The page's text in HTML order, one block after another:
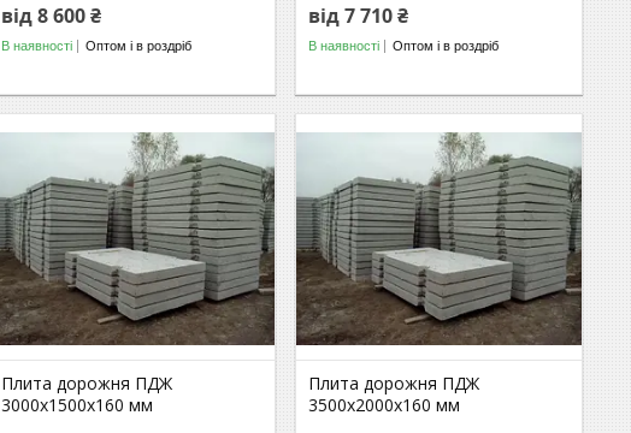
від 8 600 ₴
В наявності Оптом і в роздріб
від 7 710 ₴
В наявності Оптом і в роздріб
Плита дорожня ПДЖ
3000х1500х160 мм
Плита дорожня ПДЖ
3500х2000х160 мм